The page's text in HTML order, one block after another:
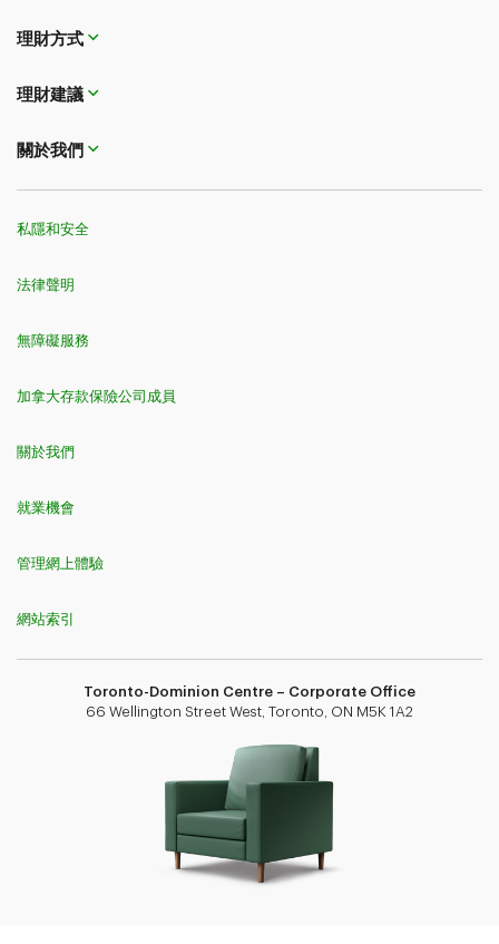
理財方式​​​​​​​
理財建議
關於我們
私隱和安全
法律聲明
無障礙服務
加拿大存款保險公司成員
關於我們
就業機會
管理網上體驗
網站索引
Toronto-Dominion Centre – Corporate Office
66 Wellington Street West, Toronto, ON M5K 1A2